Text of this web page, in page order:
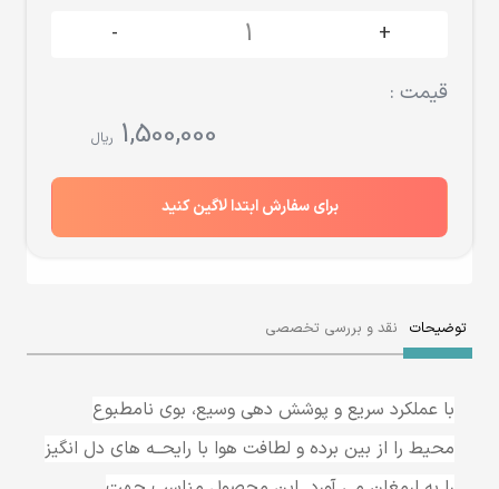
+
-
قیمت :
1,500,000 ریال
برای سفارش ابتدا لاگین کنید
توضیحات نقد و بررسی تخصصی
با عملکرد سریع و پوشش دهی وسیع، بوی نامطبوع
محیط را از بین برده و لطافت هوا با رایحــه های دل انگیز